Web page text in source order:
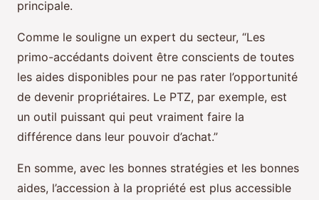
principale.
Comme le souligne un expert du secteur, “Les
primo-accédants doivent être conscients de toutes
les aides disponibles pour ne pas rater l’opportunité
de devenir propriétaires. Le PTZ, par exemple, est
un outil puissant qui peut vraiment faire la
différence dans leur pouvoir d’achat.”
En somme, avec les bonnes stratégies et les bonnes
aides, l’accession à la propriété est plus accessible